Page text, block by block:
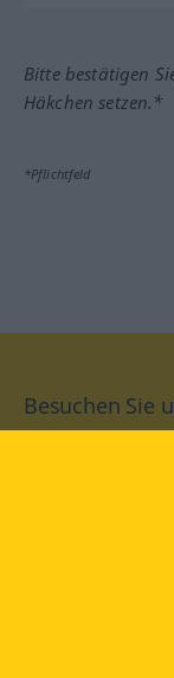
Bitte bestätigen
Häkchen setzen.*
*Pflichtfeld
Besuchen Sie